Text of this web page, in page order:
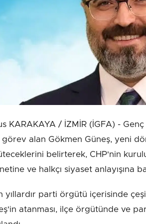
KARAKAYA / İZMİR (İGFA) -
görev alan Gökmen Güneş, yeni
belirterek, CHP'nin
ve halkçı siyaset anlayışına
yıllardır parti örgütü içerisinde
atanması, ilçe örgütünde ve